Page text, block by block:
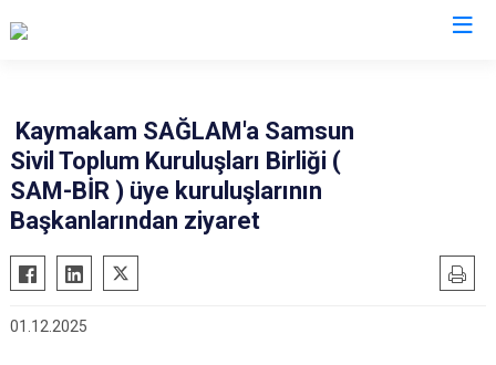
19 Mayıs
Alaçam
Ayvacık
Salıpazarı
Kaymakam SAĞLAM'a Samsun
Sivil Toplum Kuruluşları Birliği (
SAM-BİR ) üye kuruluşlarının
Başkanlarından ziyaret
01.12.2025